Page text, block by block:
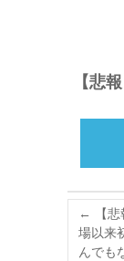
【悲
←
【
場以来
んでも